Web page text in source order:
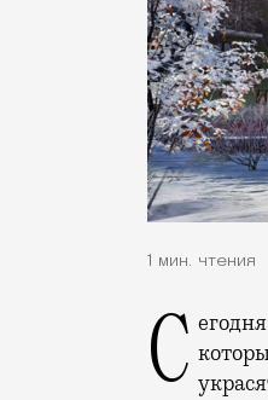
1 мин. чтения